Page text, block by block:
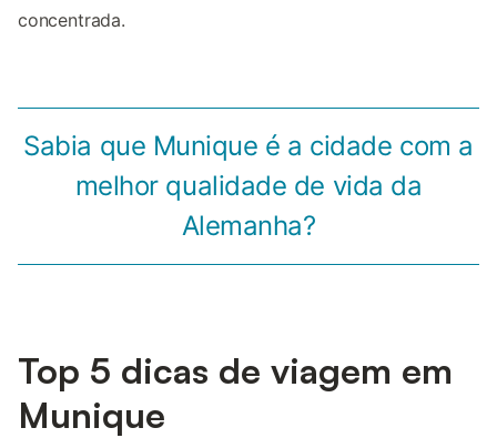
concentrada.
Sabia que Munique é a cidade com a
melhor qualidade de vida da
Alemanha?
Top 5 dicas de viagem em
Munique